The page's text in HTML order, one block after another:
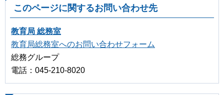
このページに関するお問い合わせ先
教育局 総務室
教育局総務室へのお問い合わせフォーム
総務グループ
電話：045-210-8020